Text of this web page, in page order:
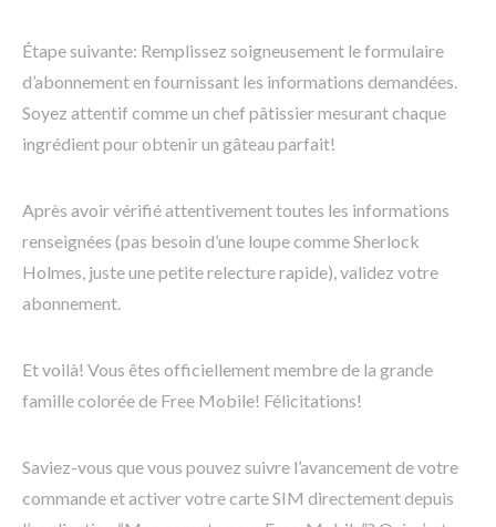
Étape suivante: Remplissez soigneusement le formulaire
d’abonnement en fournissant les informations demandées.
Soyez attentif comme un chef pâtissier mesurant chaque
ingrédient pour obtenir un gâteau parfait!
Après avoir vérifié attentivement toutes les informations
renseignées (pas besoin d’une loupe comme Sherlock
Holmes, juste une petite relecture rapide), validez votre
abonnement.
Et voilà! Vous êtes officiellement membre de la grande
famille colorée de Free Mobile! Félicitations!
Saviez-vous que vous pouvez suivre l’avancement de votre
commande et activer votre carte SIM directement depuis